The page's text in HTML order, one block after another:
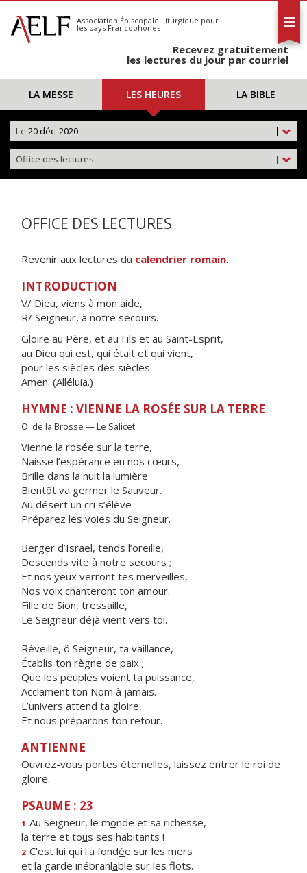
S'abonner
Calendrier
Association Épiscopale Liturgique pour
les pays Francophones
Recevez gratuitement
les lectures du jour par courriel
LA MESSE LES HEURES LA BIBLE
|
Le 20 déc. 2020
|
Office des lectures
OFFICE DES LECTURES
Revenir aux lectures du calendrier romain.
INTRODUCTION
V/ Dieu, viens à mon aide,
R/ Seigneur, à notre secours.
Gloire au Père, et au Fils et au Saint-Esprit,
au Dieu qui est, qui était et qui vient,
pour les siècles des siècles.
Amen. (Alléluia.)
HYMNE : VIENNE LA ROSÉE SUR LA TERRE
O. de la Brosse — Le Salicet
Vienne la rosée sur la terre,
Naisse l’espérance en nos cœurs,
Brille dans la nuit la lumière
Bientôt va germer le Sauveur.
Au désert un cri s’élève
Préparez les voies du Seigneur.
Berger d’Israël, tends l’oreille,
Descends vite à notre secours ;
Et nos yeux verront tes merveilles,
Nos voix chanteront ton amour.
Fille de Sion, tressaille,
Le Seigneur déjà vient vers toi.
Réveille, ô Seigneur, ta vaillance,
Établis ton règne de paix ;
Que les peuples voient ta puissance,
Acclament ton Nom à jamais.
L’univers attend ta gloire,
Et nous préparons ton retour.
ANTIENNE
Ouvrez-vous portes éternelles, laissez entrer le roi de
gloire.
PSAUME : 23
1 Au Seigneur, le monde et sa richesse,
la terre et tous ses habitants !
2 C'est lui qui l'a fondée sur les mers
et la garde inébranlable sur les flots.